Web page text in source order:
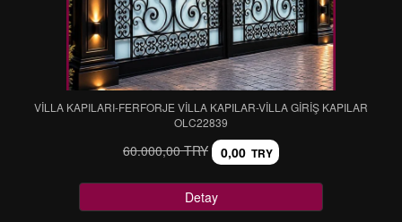
VİLLA KAPILARI-FERFORJE VİLLA KAPILAR-VİLLA GİRİŞ KAPILAR
OLC22839
60.000,00 TRY 0,00 TRY
Detay